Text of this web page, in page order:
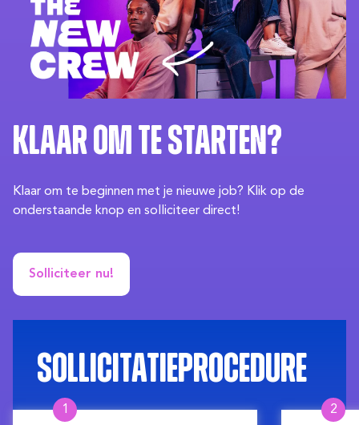
Klaar om te starten?
Klaar om te beginnen met je nieuwe job? Klik op de
onderstaande knop en solliciteer direct!
Solliciteer nu!
Sollicitatieprocedure
1 2